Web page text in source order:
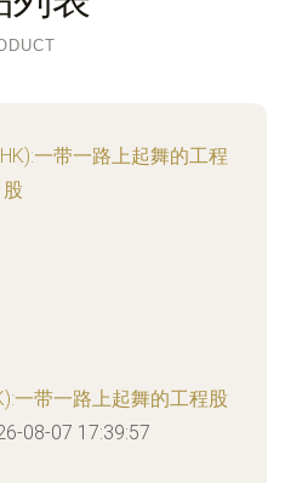
一带一路上起舞的工程股
08-07 17:39:57